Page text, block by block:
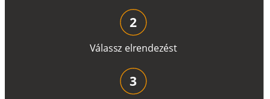
Válassz elrendezést
2
3